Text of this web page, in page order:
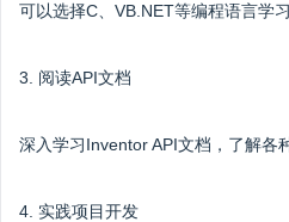
可以选择C、VB.NET等编程语言学
3. 阅读API文档
深入学习Inventor API文档，了解各
4. 实践项目开发